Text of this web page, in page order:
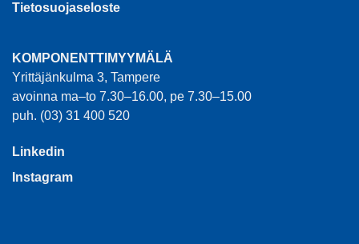
Tietosuojaseloste
KOMPONENTTIMYYMÄLÄ
Yrittäjänkulma 3, Tampere
avoinna ma–to 7.30–16.00, pe 7.30–15.00
puh. (03) 31 400 520
Linkedin
Instagram